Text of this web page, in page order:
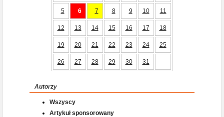
5 6 7 8 9 10 11
12 13 14 15 16 17 18
19 20 21 22 23 24 25
26 27 28 29 30 31
Autorzy
Wszyscy
Artykuł sponsorowany